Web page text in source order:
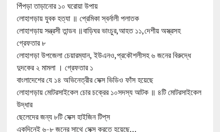
পিঁপড়া তাড়ানোর ১০ ঘরোয়া উপায়
লোহাগড়ায় যুবক হত্যা ॥ প্রেমিকা স্বর্নালী পলাতক
লোহাগড়ায় সন্ত্রসী তান্ডব ॥বাড়িঘর ভাংচুর,আহত ১১,দেশীয় অস্ত্রসহ
গ্রেফতার ৮
লোহাগড়া উপজেলা চেয়ারম্যান, ইউএনও,প্রকৌশলীসহ ৬ জনের বিরুদ্ধে
দুদকের ২ মামলা । গ্রেফতার ১
বাংলাদেশের যে ১৪ অভিনেত্রীর সেক্স ভিডিও ফাঁস হয়েছে
লোহাগড়ায় মোটরসাইকেল চোর চক্রের ১০সদস্য আটক ॥ ৪টি মোটরসাইকেল
উদ্ধার
ছেলেদের জন্য ৮টি সেক্স হাইজিন টিপ্‌স
একদিনেই ৬-৮ জনের সাথে সেক্স করতে হয়েছে…